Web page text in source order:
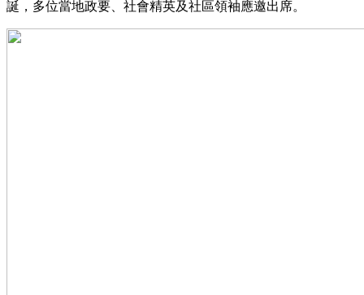
誕，多位當地政要、社會精英及社區領袖應邀出席。